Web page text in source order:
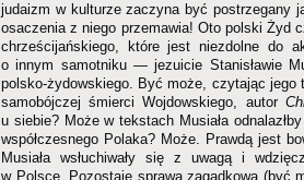
judaizm w kulturze zaczyna być postrzegany
osaczenia z niego przemawia! Oto polski Żyd
chrześcijańskiego, które jest niezdolne do
o innym samotniku — jezuicie Stanisławie
polsko-żydowskiego. Być może, czytając
samobójczej śmierci Wojdowskiego, autor
u siebie? Może w tekstach Musiała
współczesnego Polaka? Może. Prawdą jest
Musiała wsłuchiwały się z uwagą i
w Polsce. Pozostaje sprawą zagadkową (być